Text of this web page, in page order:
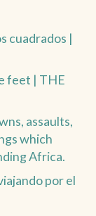
cuadrados |
feet | THE
assaults,
which
Africa.
por el